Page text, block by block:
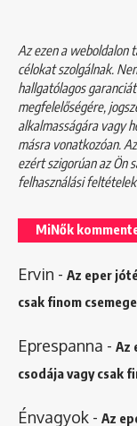
Az ezen a weboldalon
célokat szolgálnak.
hallgatólagos
megfelelőségére,
alkalmasságára vagy
másra vonatkozóan.
ezért szigorúan az Ön
felhasználási
MiNők
Ervin - Az eper
csak finom
Eprespanna - Az
csodája vagy csak
Énvagyok - Az